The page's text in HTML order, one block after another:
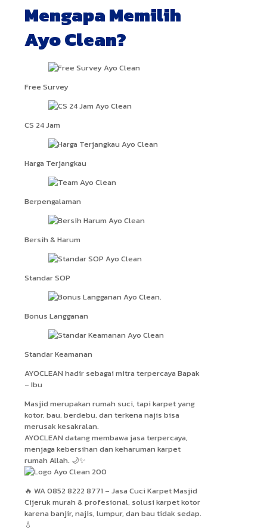
Mengapa Memilih
Ayo Clean?
Free Survey
CS 24 Jam
Harga Terjangkau
Berpengalaman
Bersih & Harum
Standar SOP
Bonus Langganan
Standar Keamanan
AYOCLEAN hadir sebagai mitra terpercaya Bapak
– Ibu
Masjid merupakan rumah suci, tapi karpet yang
kotor, bau, berdebu, dan terkena najis bisa
merusak kesakralan.
AYOCLEAN datang membawa jasa terpercaya,
menjaga kebersihan dan keharuman karpet
rumah Allah. 🌙✨
🔥 WA 0852 8222 8771 – Jasa Cuci Karpet Masjid
Cijeruk murah & profesional, solusi karpet kotor
karena banjir, najis, lumpur, dan bau tidak sedap.
💧